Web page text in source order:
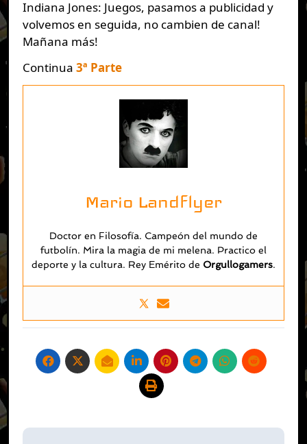
Indiana Jones: Juegos, pasamos a publicidad y
volvemos en seguida, no cambien de canal!
Mañana más!
Continua 3ª Parte
Mario Landflyer
Doctor en Filosofía. Campeón del mundo de
futbolín. Mira la magia de mi melena. Practico el
deporte y la cultura. Rey Emérito de Orgullogamers.
Navegación